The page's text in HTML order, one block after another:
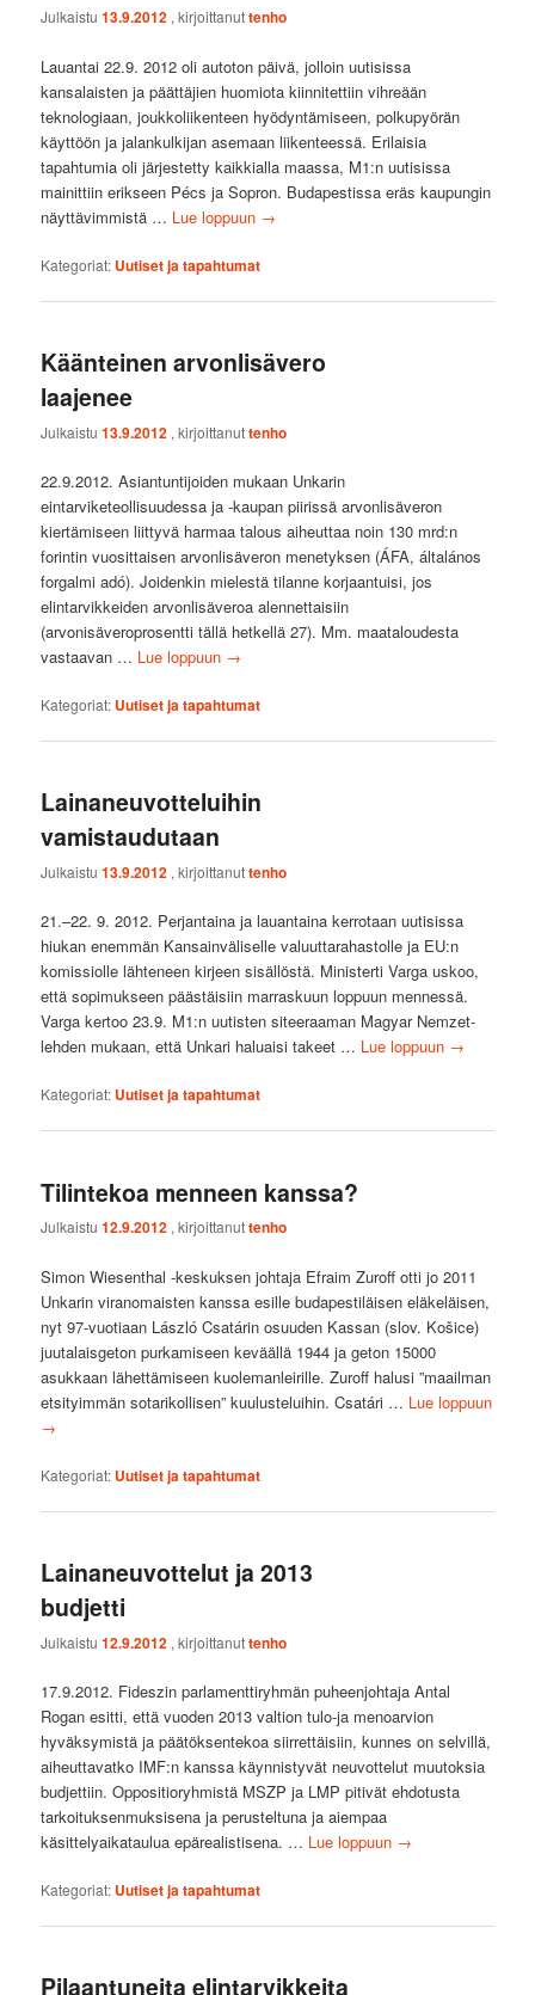
Julkaistu13.9.2012 , kirjoittanuttenho
Lauantai 22.9. 2012 oli autoton päivä, jolloin uutisissa
kansalaisten ja päättäjien huomiota kiinnitettiin vihreään
teknologiaan, joukkoliikenteen hyödyntämiseen, polkupyörän
käyttöön ja jalankulkijan asemaan liikenteessä. Erilaisia
tapahtumia oli järjestetty kaikkialla maassa, M1:n uutisissa
mainittiin erikseen Pécs ja Sopron. Budapestissa eräs kaupungin
näyttävimmistä … Lue loppuun →
Kategoriat: Uutiset ja tapahtumat
Käänteinen arvonlisävero
laajenee
Julkaistu13.9.2012 , kirjoittanuttenho
22.9.2012. Asiantuntijoiden mukaan Unkarin
eintarviketeollisuudessa ja -kaupan piirissä arvonlisäveron
kiertämiseen liittyvä harmaa talous aiheuttaa noin 130 mrd:n
forintin vuosittaisen arvonlisäveron menetyksen (ÁFA, általános
forgalmi adó). Joidenkin mielestä tilanne korjaantuisi, jos
elintarvikkeiden arvonlisäveroa alennettaisiin
(arvonisäveroprosentti tällä hetkellä 27). Mm. maataloudesta
vastaavan … Lue loppuun →
Kategoriat: Uutiset ja tapahtumat
Lainaneuvotteluihin
vamistaudutaan
Julkaistu13.9.2012 , kirjoittanuttenho
21.–22. 9. 2012. Perjantaina ja lauantaina kerrotaan uutisissa
hiukan enemmän Kansainväliselle valuuttarahastolle ja EU:n
komissiolle lähteneen kirjeen sisällöstä. Ministerti Varga uskoo,
että sopimukseen päästäisiin marraskuun loppuun mennessä.
Varga kertoo 23.9. M1:n uutisten siteeraaman Magyar Nemzet-
lehden mukaan, että Unkari haluaisi takeet … Lue loppuun →
Kategoriat: Uutiset ja tapahtumat
Tilintekoa menneen kanssa?
Julkaistu12.9.2012 , kirjoittanuttenho
Simon Wiesenthal -keskuksen johtaja Efraim Zuroff otti jo 2011
Unkarin viranomaisten kanssa esille budapestiläisen eläkeläisen,
nyt 97-vuotiaan László Csatárin osuuden Kassan (slov. Košice)
juutalaisgeton purkamiseen keväällä 1944 ja geton 15000
asukkaan lähettämiseen kuolemanleirille. Zuroff halusi ”maailman
etsityimmän sotarikollisen” kuulusteluihin. Csatári … Lue loppuun
→
Kategoriat: Uutiset ja tapahtumat
Lainaneuvottelut ja 2013
budjetti
Julkaistu12.9.2012 , kirjoittanuttenho
17.9.2012. Fideszin parlamenttiryhmän puheenjohtaja Antal
Rogan esitti, että vuoden 2013 valtion tulo-ja menoarvion
hyväksymistä ja päätöksentekoa siirrettäisiin, kunnes on selvillä,
aiheuttavatko IMF:n kanssa käynnistyvät neuvottelut muutoksia
budjettiin. Oppositioryhmistä MSZP ja LMP pitivät ehdotusta
tarkoituksenmuksisena ja perusteltuna ja aiempaa
käsittelyaikataulua epärealistisena. … Lue loppuun →
Kategoriat: Uutiset ja tapahtumat
Pilaantuneita elintarvikkeita